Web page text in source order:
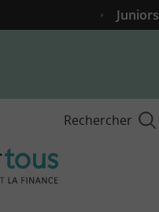
Juniors
Rechercher
finance